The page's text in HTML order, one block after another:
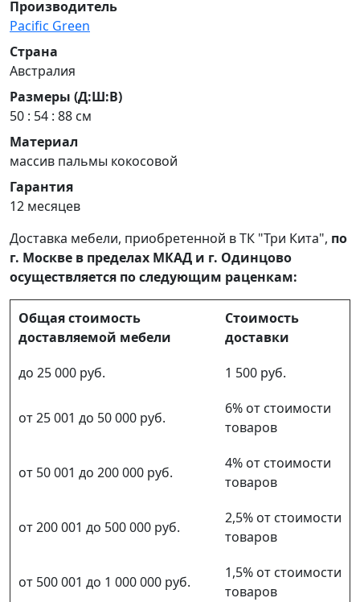
Производитель
Pacific Green
Страна
Австралия
Размеры (Д:Ш:В)
50 : 54 : 88 см
Материал
массив пальмы кокосовой
Гарантия
12 месяцев
Доставка мебели, приобретенной в ТК "Три Кита", по
г. Москве в пределах МКАД и г. Одинцово
осуществляется по следующим раценкам:
Общая стоимость
доставляемой мебели
Стоимость
доставки
до 25 000 руб.
1 500 руб.
от 25 001 до 50 000 руб.
6% от стоимости
товаров
от 50 001 до 200 000 руб.
4% от стоимости
товаров
от 200 001 до 500 000 руб.
2,5% от стоимости
товаров
от 500 001 до 1 000 000 руб.
1,5% от стоимости
товаров